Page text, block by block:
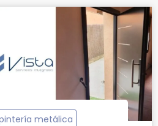
metálica